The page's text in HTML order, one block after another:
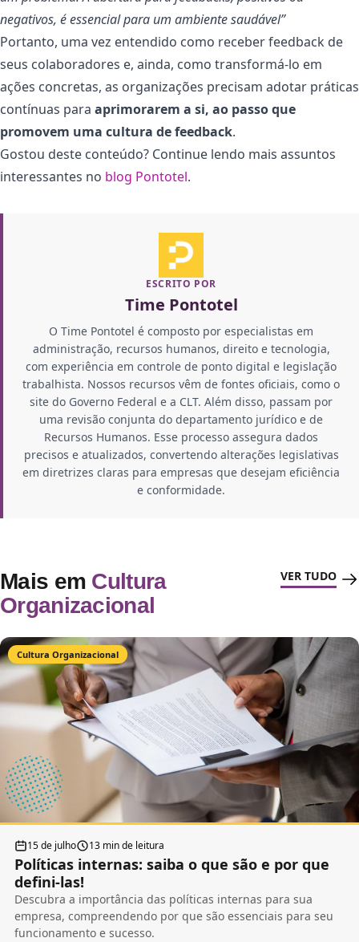
negativos, é essencial para um ambiente saudável”
Portanto, uma vez entendido como receber feedback de
seus colaboradores e, ainda, como transformá-lo em
ações concretas, as organizações precisam adotar práticas
contínuas para aprimorarem a si, ao passo que
promovem uma cultura de feedback.
Gostou deste conteúdo? Continue lendo mais assuntos
interessantes no blog Pontotel.
ESCRITO POR
Time Pontotel
O Time Pontotel é composto por especialistas em
administração, recursos humanos, direito e tecnologia,
com experiência em controle de ponto digital e legislação
trabalhista. Nossos recursos vêm de fontes oficiais, como o
site do Governo Federal e a CLT. Além disso, passam por
uma revisão conjunta do departamento jurídico e de
Recursos Humanos. Esse processo assegura dados
precisos e atualizados, convertendo alterações legislativas
em diretrizes claras para empresas que desejam eficiência
e conformidade.
Mais em Cultura
Organizacional
VER TUDO
Cultura Organizacional
15 de julho 13 min de leitura
Políticas internas: saiba o que são e por que
defini-las!
Descubra a importância das políticas internas para sua
empresa, compreendendo por que são essenciais para seu
funcionamento e sucesso.